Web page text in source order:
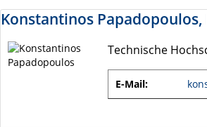
Konstantinos Papadopoulos,
Technische
E-Mail: